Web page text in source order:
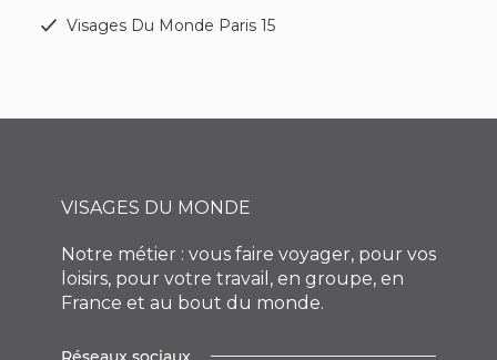
Visages Du Monde Paris 15
VISAGES DU MONDE
Notre métier : vous faire voyager, pour vos
loisirs, pour votre travail, en groupe, en
France et au bout du monde.